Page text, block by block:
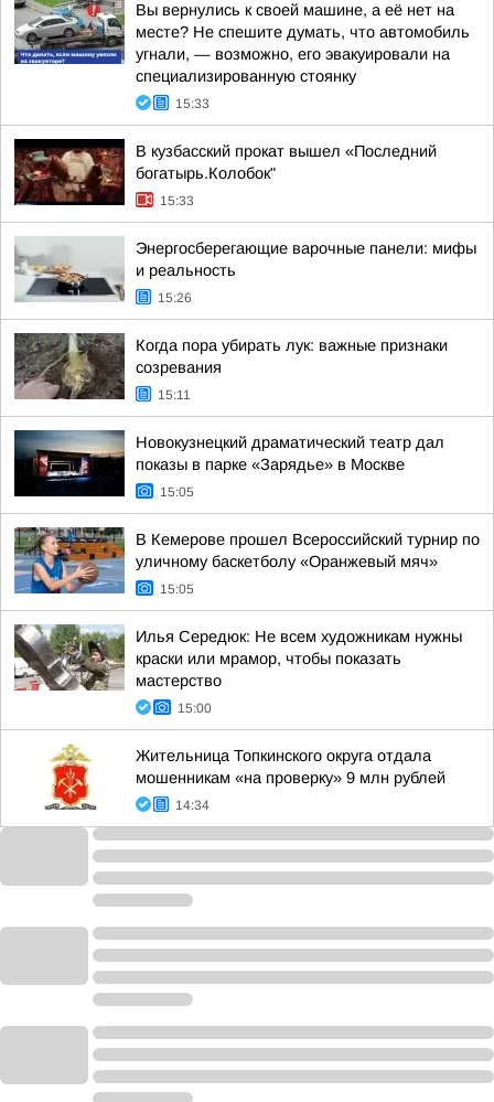
Вы вернулись к своей машине, а её нет на
месте? Не спешите думать, что автомобиль
угнали, — возможно, его эвакуировали на
специализированную стоянку
15:33
В кузбасский прокат вышел «Последний
богатырь.Колобок"
15:33
Энергосберегающие варочные панели: мифы
и реальность
15:26
Когда пора убирать лук: важные признаки
созревания
15:11
Новокузнецкий драматический театр дал
показы в парке «Зарядье» в Москве
15:05
В Кемерове прошел Всероссийский турнир по
уличному баскетболу «Оранжевый мяч»
15:05
Илья Середюк: Не всем художникам нужны
краски или мрамор, чтобы показать
мастерство
15:00
Жительница Топкинского округа отдала
мошенникам «на проверку» 9 млн рублей
14:34